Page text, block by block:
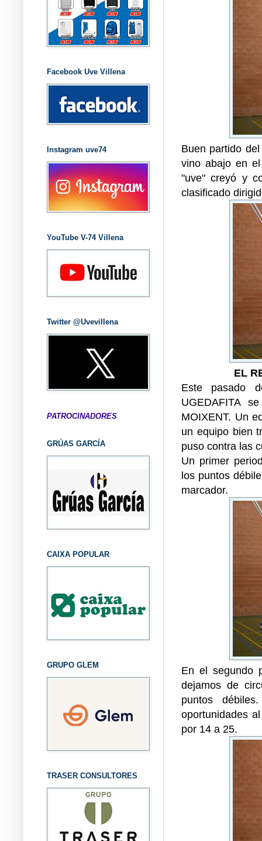
Buen partido
vino abajo en
"uve" creyó y
clasificado
EL
Este pasado
UGEDAFITA
MOIXENT. Un
un equipo bien
puso contra las
Un primer
los puntos
marcador.
En el segundo
dejamos de
puntos
oportunidades
por 14 a 25.
Facebook Uve Villena
Instagram uve74
YouTube V-74 Villena
Twitter @Uvevillena
PATROCINADORES
GRÚAS GARCÍA
CAIXA POPULAR
GRUPO GLEM
TRASER CONSULTORES